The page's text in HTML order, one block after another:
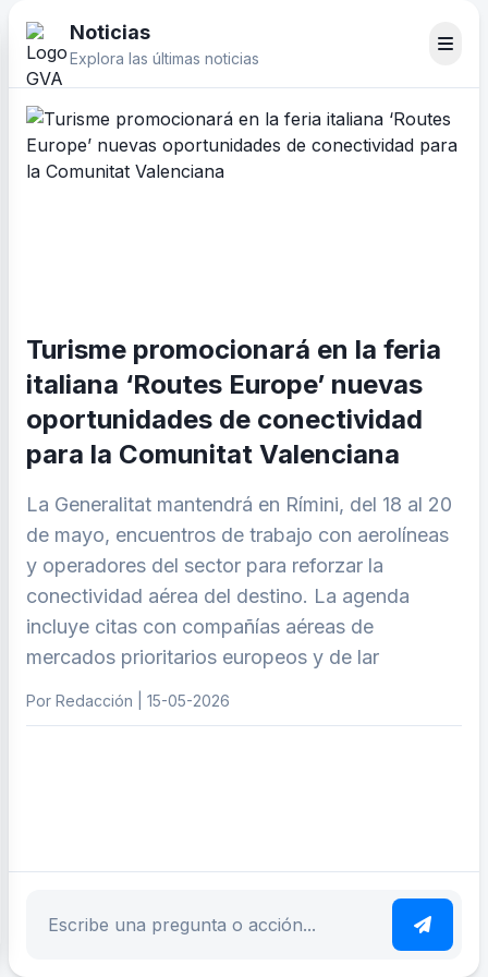
Noticias
Explora las últimas noticias
Turisme promocionará en la feria
italiana ‘Routes Europe’ nuevas
oportunidades de conectividad
para la Comunitat Valenciana
La Generalitat mantendrá en Rímini, del 18 al 20
de mayo, encuentros de trabajo con aerolíneas
y operadores del sector para reforzar la
conectividad aérea del destino. La agenda
incluye citas con compañías aéreas de
mercados prioritarios europeos y de lar
Por Redacción | 15-05-2026
Escribe tu pregunta